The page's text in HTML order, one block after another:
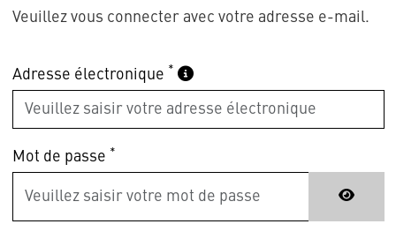
Veuillez vous connecter avec votre adresse e-mail.
Adresse électronique *
Mot de passe *